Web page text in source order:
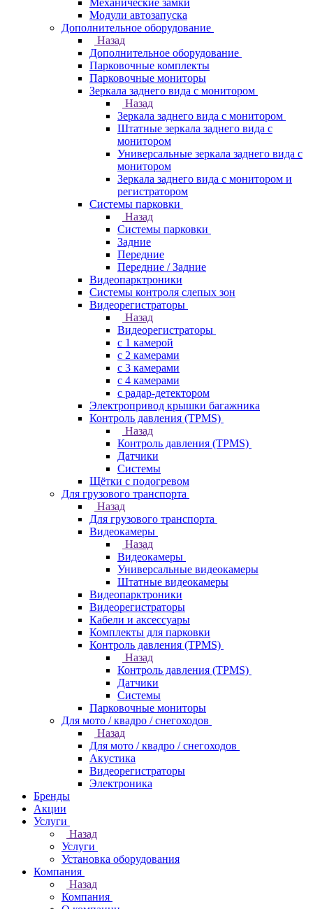
Механические замки
Модули автозапуска
Дополнительное оборудование
Назад
Дополнительное оборудование
Парковочные комплекты
Парковочные мониторы
Зеркала заднего вида с монитором
Назад
Зеркала заднего вида с монитором
Штатные зеркала заднего вида с
монитором
Универсальные зеркала заднего вида с
монитором
Зеркала заднего вида с монитором и
регистратором
Системы парковки
Назад
Системы парковки
Задние
Передние
Передние / Задние
Видеопарктроники
Системы контроля слепых зон
Видеорегистраторы
Назад
Видеорегистраторы
с 1 камерой
с 2 камерами
с 3 камерами
с 4 камерами
с радар-детектором
Электропривод крышки багажника
Контроль давления (TPMS)
Назад
Контроль давления (TPMS)
Датчики
Системы
Щётки с подогревом
Для грузового транспорта
Назад
Для грузового транспорта
Видеокамеры
Назад
Видеокамеры
Универсальные видеокамеры
Штатные видеокамеры
Видеопарктроники
Видеорегистраторы
Кабели и аксессуары
Комплекты для парковки
Контроль давления (TPMS)
Назад
Контроль давления (TPMS)
Датчики
Системы
Парковочные мониторы
Для мото / квадро / снегоходов
Назад
Для мото / квадро / снегоходов
Акустика
Видеорегистраторы
Электроника
Бренды
Акции
Услуги
Назад
Услуги
Установка оборудования
Компания
Назад
Компания